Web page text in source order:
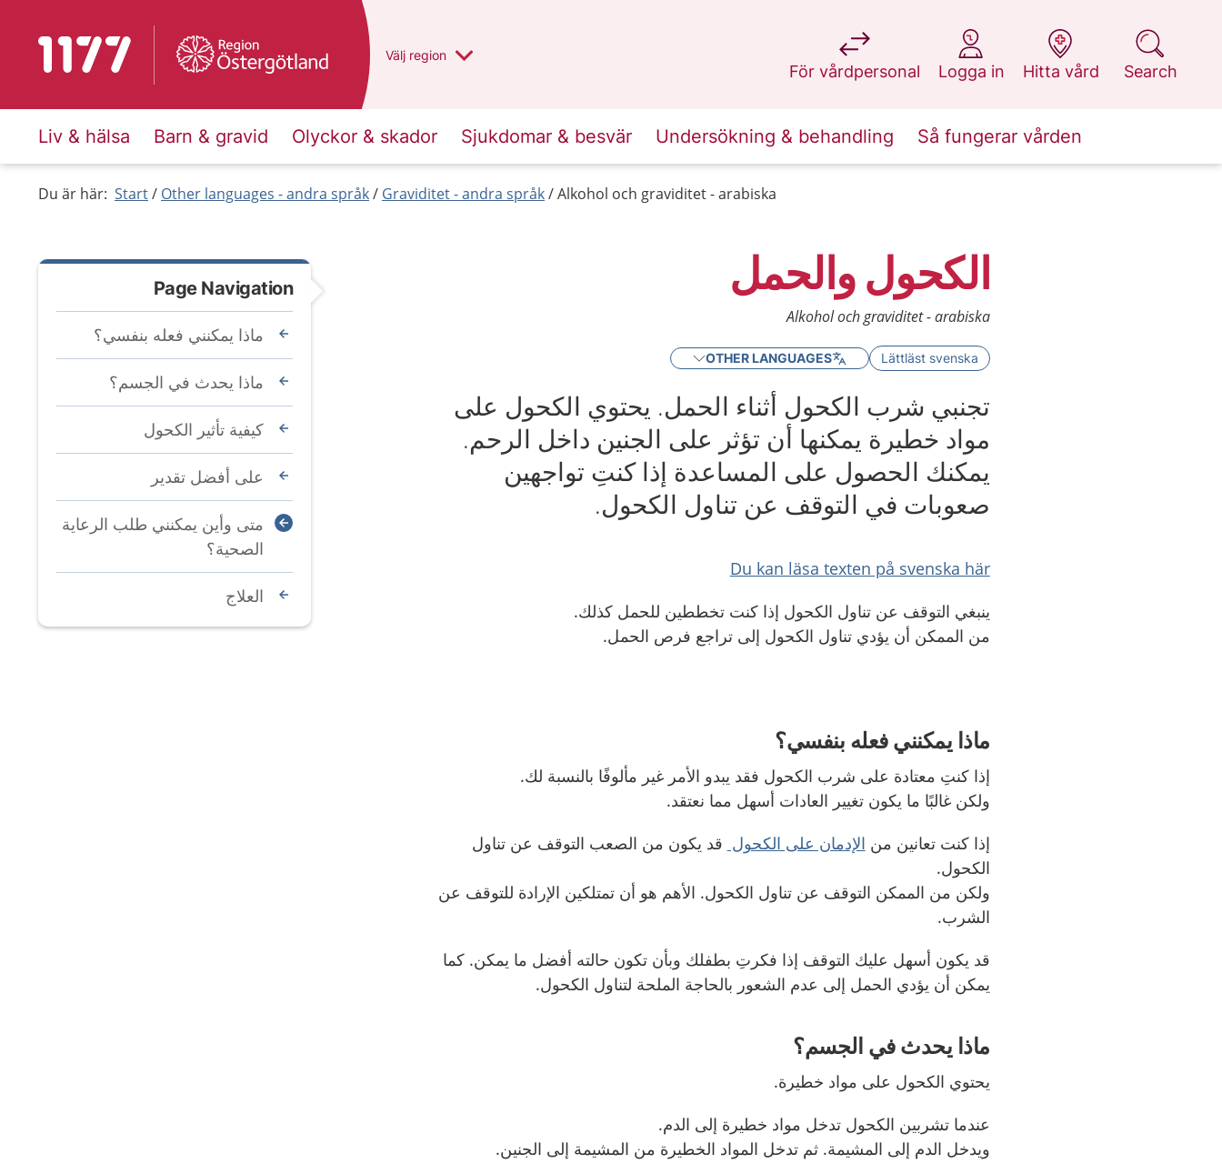
To start page for 1177 Du har valt region
Välj en annan
region
För vårdpersonal
at 1177.se
Logga in
at 1177.se
Hitta vård
at 1177.se
Search
at 1177.se
Liv & hälsa Barn & gravid Olyckor & skador Sjukdomar & besvär Undersökning & behandling Så fungerar vården
Du är här: Start Other languages - andra språk Graviditet - andra språk Alkohol och graviditet - arabiska
الكحول والحمل
Alkohol och graviditet - arabiska
Lättläst svenska
OTHER LANGUAGES
تجنبي شرب الكحول أثناء الحمل. يحتوي الكحول على
مواد خطيرة يمكنها أن تؤثر على الجنين داخل الرحم.
يمكنك الحصول على المساعدة إذا كنتِ تواجهين
صعوبات في التوقف عن تناول الكحول.
Du kan läsa texten på svenska här
ينبغي التوقف عن تناول الكحول إذا كنت تخططين للحمل كذلك.
من الممكن أن يؤدي تناول الكحول إلى تراجع فرص الحمل.
ماذا يمكنني فعله بنفسي؟
إذا كنتِ معتادة على شرب الكحول فقد يبدو الأمر غير مألوفًا بالنسبة لك.
ولكن غالبًا ما يكون تغيير العادات أسهل مما نعتقد.
إذا كنت تعانين من الإدمان على الكحول قد يكون من الصعب التوقف عن تناول
الكحول.
ولكن من الممكن التوقف عن تناول الكحول. الأهم هو أن تمتلكين الإرادة للتوقف عن
الشرب.
قد يكون أسهل عليك التوقف إذا فكرتِ بطفلك وبأن تكون حالته أفضل ما يمكن.كما
يمكن أن يؤدي الحمل إلى عدم الشعور بالحاجة الملحة لتناول الكحول.
ماذا يحدث في الجسم؟
يحتوي الكحول على مواد خطيرة.
عندما تشربين الكحول تدخل مواد خطيرة إلى الدم.
ويدخل الدم إلى المشيمة.ثم تدخل المواد الخطيرة من المشيمة إلى الجنين.
Page Navigation
ماذا يمكنني فعله بنفسي؟
ماذا يحدث في الجسم؟
كيفية تأثير الكحول
على أفضل تقدير
متى وأين يمكنني طلب الرعاية
الصحية؟
العلاج